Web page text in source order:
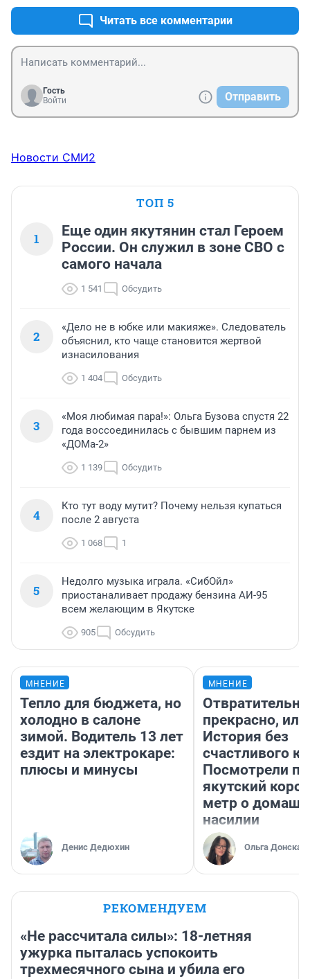
Читать все комментарии
Гость
Войти
Отправить
Новости СМИ2
ТОП 5
1
Еще один якутянин стал Героем
России. Он служил в зоне СВО с
самого начала
1 541 Обсудить
2
«Дело не в юбке или макияже». Следователь
объяснил, кто чаще становится жертвой
изнасилования
1 404 Обсудить
3
«Моя любимая пара!»: Ольга Бузова спустя 22
года воссоединилась с бывшим парнем из
«ДОМа-2»
1 139 Обсудить
4
Кто тут воду мутит? Почему нельзя купаться
после 2 августа
1 068 1
5
Недолго музыка играла. «СибОйл»
приостаналивает продажу бензина АИ-95
всем желающим в Якутске
905 Обсудить
МНЕНИЕ
Тепло для бюджета, но
холодно в салоне
зимой. Водитель 13 лет
ездит на электрокаре:
плюсы и минусы
Денис Дедюхин
МНЕНИЕ
Отвратительно
прекрасно, или
История без
счастливого
Посмотрели
якутский
метр о
насилии
Ольга Донская
РЕКОМЕНДУЕМ
«Не рассчитала силы»: 18-летняя
ужурка пыталась успокоить
трехмесячного сына и убила его